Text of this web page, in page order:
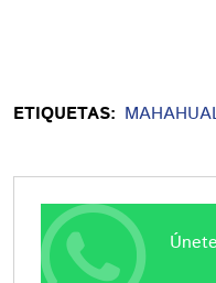
ETIQUETAS: